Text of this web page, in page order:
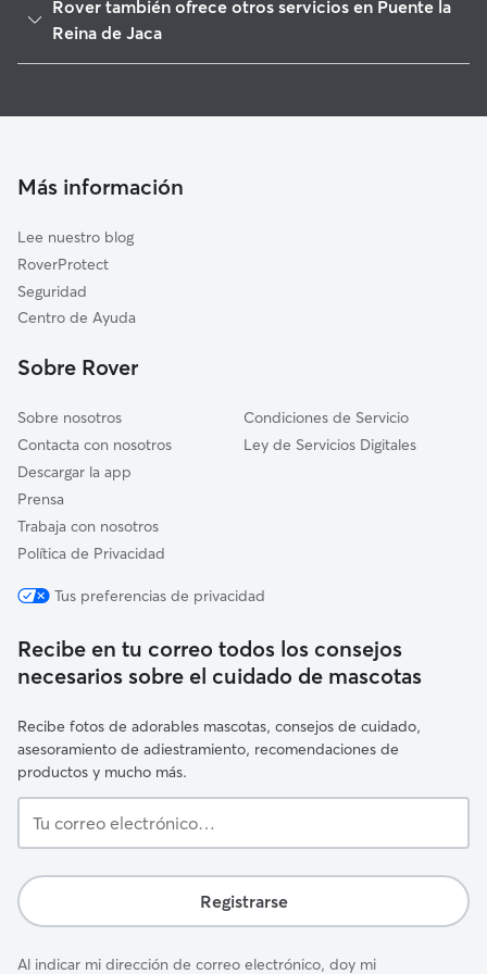
Bailo
Castiello de Jaca
Caldearenas
Navardún
Biescas
Rover también ofrece otros servicios en Puente la
Reina de Jaca
Más información
Lee nuestro blog
RoverProtect
Seguridad
Centro de Ayuda
Sobre Rover
Sobre nosotros
Contacta con nosotros
Descargar la app
Prensa
Trabaja con nosotros
Política de Privacidad
Condiciones de Servicio
Ley de Servicios Digitales
Tus preferencias de privacidad
Recibe en tu correo todos los consejos
necesarios sobre el cuidado de mascotas
Recibe fotos de adorables mascotas, consejos de cuidado,
asesoramiento de adiestramiento, recomendaciones de
productos y mucho más.
correo
Registrarse
Al indicar mi dirección de correo electrónico, doy mi